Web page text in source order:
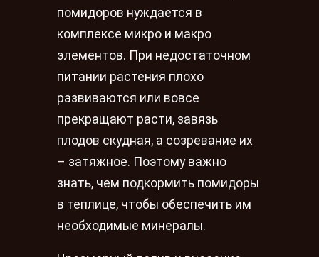
помидоров нуждается в
комплексе микро и макро
элементов. При недостаточном
питании растения плохо
развиваются или вовсе
прекращают расти, завязь
плодов скудная, а созревание их
– затяжное. Поэтому важно
знать, чем подкормить помидоры
в теплице, чтобы обеспечить им
необходимые минералы.